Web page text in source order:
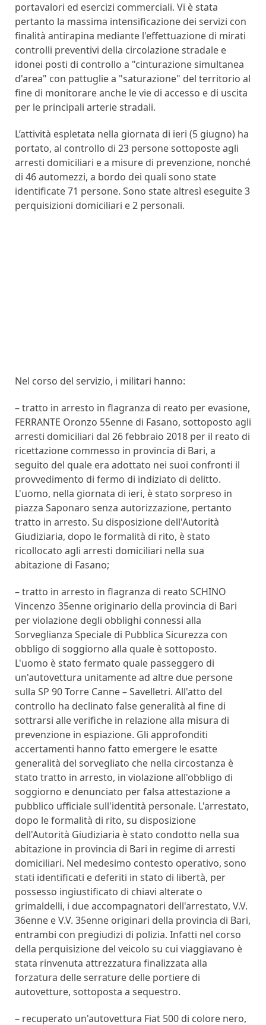
portavalori ed esercizi commerciali. Vi è stata
pertanto la massima intensificazione dei servizi con
finalità antirapina mediante l'effettuazione di mirati
controlli preventivi della circolazione stradale e
idonei posti di controllo a "cinturazione simultanea
d'area" con pattuglie a "saturazione" del territorio al
fine di monitorare anche le vie di accesso e di uscita
per le principali arterie stradali.
L’attività espletata nella giornata di ieri (5 giugno) ha
portato, al controllo di 23 persone sottoposte agli
arresti domiciliari e a misure di prevenzione, nonché
di 46 automezzi, a bordo dei quali sono state
identificate 71 persone. Sono state altresì eseguite 3
perquisizioni domiciliari e 2 personali.
Nel corso del servizio, i militari hanno:
– tratto in arresto in flagranza di reato per evasione,
FERRANTE Oronzo 55enne di Fasano, sottoposto agli
arresti domiciliari dal 26 febbraio 2018 per il reato di
ricettazione commesso in provincia di Bari, a
seguito del quale era adottato nei suoi confronti il
provvedimento di fermo di indiziato di delitto.
L'uomo, nella giornata di ieri, è stato sorpreso in
piazza Saponaro senza autorizzazione, pertanto
tratto in arresto. Su disposizione dell'Autorità
Giudiziaria, dopo le formalità di rito, è stato
ricollocato agli arresti domiciliari nella sua
abitazione di Fasano;
– tratto in arresto in flagranza di reato SCHINO
Vincenzo 35enne originario della provincia di Bari
per violazione degli obblighi connessi alla
Sorveglianza Speciale di Pubblica Sicurezza con
obbligo di soggiorno alla quale è sottoposto.
L'uomo è stato fermato quale passeggero di
un'autovettura unitamente ad altre due persone
sulla SP 90 Torre Canne – Savelletri. All'atto del
controllo ha declinato false generalità al fine di
sottrarsi alle verifiche in relazione alla misura di
prevenzione in espiazione. Gli approfonditi
accertamenti hanno fatto emergere le esatte
generalità del sorvegliato che nella circostanza è
stato tratto in arresto, in violazione all'obbligo di
soggiorno e denunciato per falsa attestazione a
pubblico ufficiale sull'identità personale. L'arrestato,
dopo le formalità di rito, su disposizione
dell'Autorità Giudiziaria è stato condotto nella sua
abitazione in provincia di Bari in regime di arresti
domiciliari. Nel medesimo contesto operativo, sono
stati identificati e deferiti in stato di libertà, per
possesso ingiustificato di chiavi alterate o
grimaldelli, i due accompagnatori dell'arrestato, V.V.
36enne e V.V. 35enne originari della provincia di Bari,
entrambi con pregiudizi di polizia. Infatti nel corso
della perquisizione del veicolo su cui viaggiavano è
stata rinvenuta attrezzatura finalizzata alla
forzatura delle serrature delle portiere di
autovetture, sottoposta a sequestro.
– recuperato un'autovettura Fiat 500 di colore nero,